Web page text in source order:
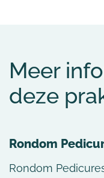
Meer
deze
Rondom
Rondom